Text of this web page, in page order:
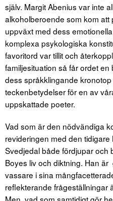
själv. Margit Abenius var inte
alkoholberoende som kom
uppväxt med dess
komplexa psykologiska
favoritord var tillit och
familjesituation så får ordet
dess språkklingande
teckenbetydelser för en av
uppskattade poeter.
Vad som är den nödvändiga
revideringen med den
Svedjedal både fördjupar och
Boyes liv och diktning. Han
vassare i sina
reflekterande frågeställningar
Men, vad som samtidigt gör